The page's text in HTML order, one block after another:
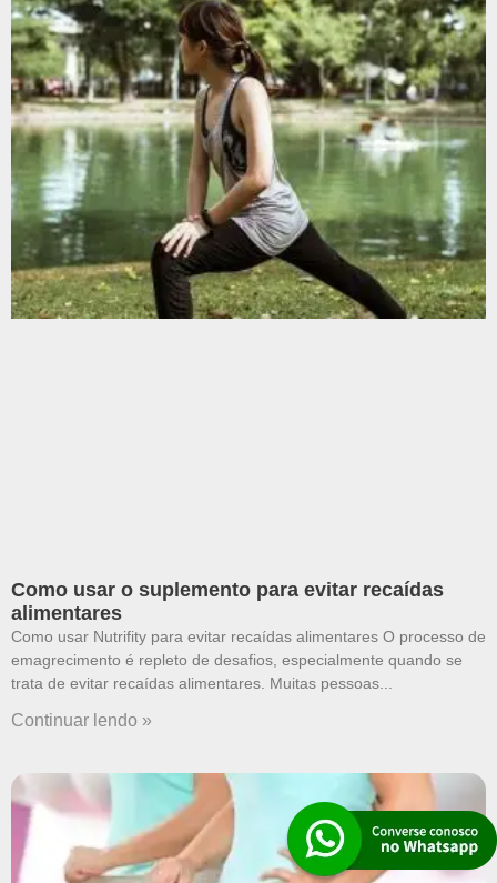
Como usar o suplemento para evitar recaídas
alimentares
Como usar Nutrifity para evitar recaídas alimentares O processo de
emagrecimento é repleto de desafios, especialmente quando se
trata de evitar recaídas alimentares. Muitas pessoas
Continuar lendo »